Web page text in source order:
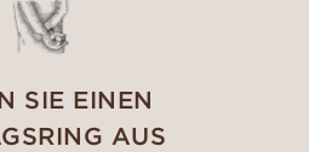
SIE EINEN
AUS